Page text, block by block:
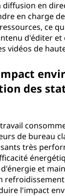
diffusion en
en charge
ce
d'éditer
vidéos de
des
de bureau
très
et
l'impact